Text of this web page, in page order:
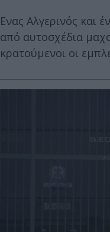
Ενας Αλγερινός και
από αυτοσχέδια
κρατούμενοι οι